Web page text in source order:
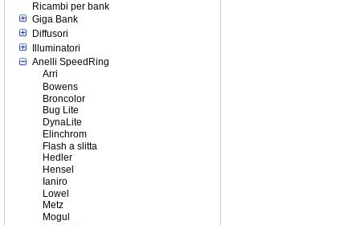
Ricambi per bank
Giga Bank
Diffusori
Illuminatori
Anelli SpeedRing
Arri
Bowens
Broncolor
Bug Lite
DynaLite
Elinchrom
Flash a slitta
Hedler
Hensel
Ianiro
Lowel
Metz
Mogul